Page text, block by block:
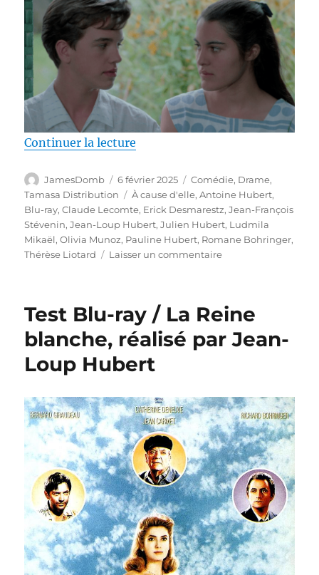
Continuer la lecture
Auteur
JamesDomb
Publié
le
6 février 2025 Catégories
Comédie, Drame,
Tamasa Distribution
Étiquettes
À cause d'elle,Antoine Hubert,
Blu-ray,Claude Lecomte, Erick Desmarestz,Jean-François
Stévenin,Jean-Loup Hubert,Julien Hubert, Ludmila
Mikaël,Olivia Munoz, Pauline Hubert, Romane Bohringer,
Thérèse Liotard
Laisser un commentairesur
/
cause
Jean-
Loup
Hubert
Test Blu-ray / La Reine
blanche, réalisé par Jean-
Loup Hubert